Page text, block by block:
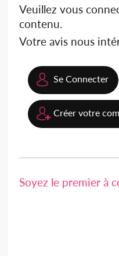
Veuillez vous
contenu.
Votre avis nous
Se Connecter
Créer votre
Soyez le premier à